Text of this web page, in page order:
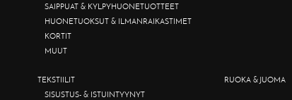
SAIPPUAT & KYLPYHUONETUOTTEET
HUONETUOKSUT & ILMANRAIKASTIMET
KORTIT
MUUT
TEKSTIILIT
SISUSTUS- & ISTUINTYYNYT
RUOKA & JUOMA